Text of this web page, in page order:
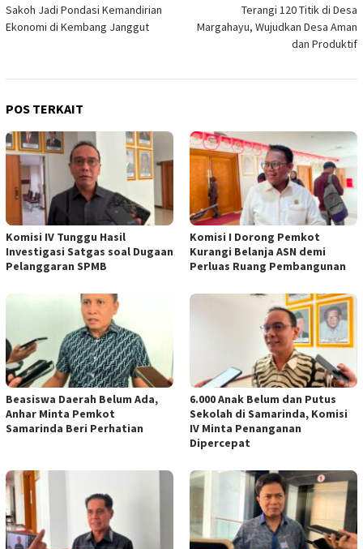
Sakoh Jadi Pondasi Kemandirian
Ekonomi di Kembang Janggut
Terangi 120 Titik di Desa
Margahayu, Wujudkan Desa Aman
dan Produktif
POS TERKAIT
Komisi IV Tunggu Hasil
Investigasi Satgas soal Dugaan
Pelanggaran SPMB
Komisi I Dorong Pemkot
Kurangi Belanja ASN demi
Perluas Ruang Pembangunan
Beasiswa Daerah Belum Ada,
Anhar Minta Pemkot
Samarinda Beri Perhatian
6.000 Anak Belum dan Putus
Sekolah di Samarinda, Komisi
IV Minta Penanganan
Dipercepat